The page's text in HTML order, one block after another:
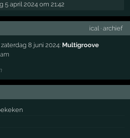
5 april 2024 om 21:42
ical· archief
8 juni 2024: Multigroove